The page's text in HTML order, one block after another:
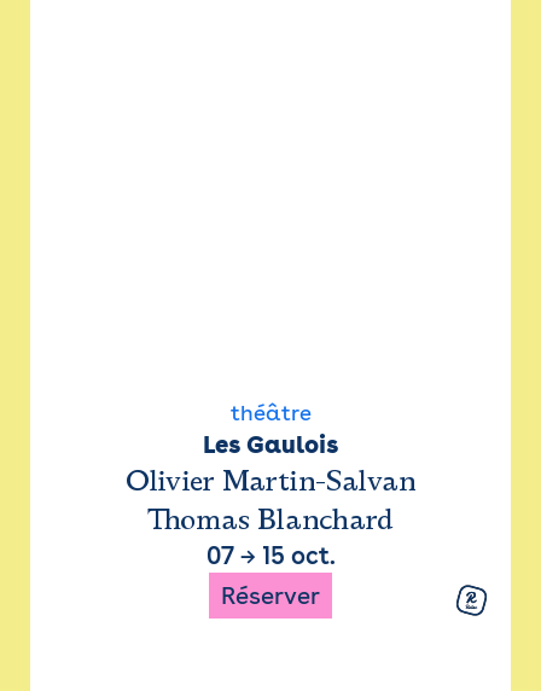
théâtre
Les Gaulois
Olivier Martin-Salvan
Thomas Blanchard
07→ 15 oct.
Réserver